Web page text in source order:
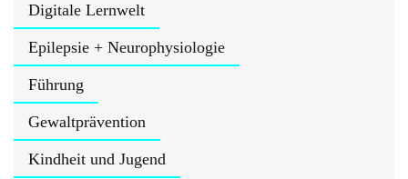
Digitale Lernwelt
Epilepsie + Neurophysiologie
Führung
Gewaltprävention
Kindheit und Jugend